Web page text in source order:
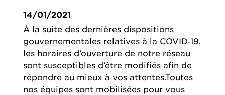
14/01/2021
À la suite des dernières dispositions
gouvernementales relatives à la COVID‑19,
les horaires d’ouverture de notre réseau
sont susceptibles d’être modifiés afin de
répondre au mieux à vos attentes.Toutes
nos équipes sont mobilisées pour vous